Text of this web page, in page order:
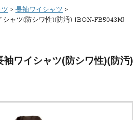
ツ
長袖ワイシャツ
シャツ(防シワ性)(防汚) [BON-FB5043M]
袖ワイシャツ(防シワ性)(防汚)